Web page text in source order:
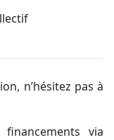
n’hésitez pas à
via